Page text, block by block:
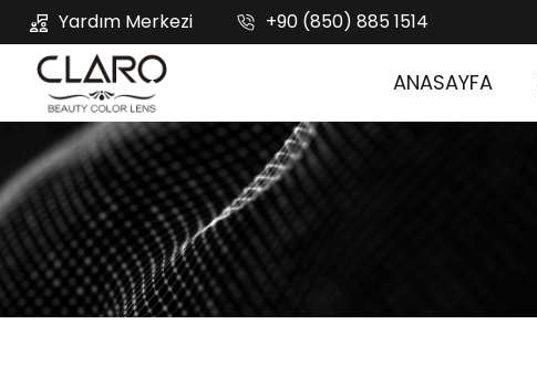
Yardım Merkezi +90 (850) 885 1514
ANASAYFA